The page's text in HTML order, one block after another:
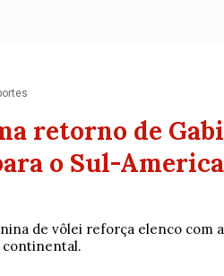
retorno de
o Sul-
de vôlei reforça elenco com
continental.